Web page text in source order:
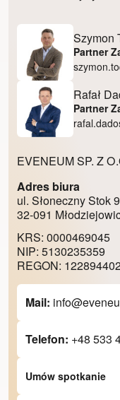
Szymon
Partner
Rafał
Partner
EVENEUM SP. Z
Adres biura
ul. Słoneczny Stok
32-091
KRS: 0000469045
NIP: 5130235359
REGON:
Mail:
Telefon: +48 533
Umów spotkanie